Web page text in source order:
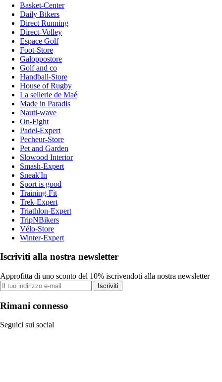
Basket-Center
Daily Bikers
Direct Running
Direct-Volley
Espace Golf
Foot-Store
Galoppostore
Golf and co
Handball-Store
House of Rugby
La sellerie de Maé
Made in Paradis
Nauti-wave
On-Fight
Padel-Expert
Pecheur-Store
Pet and Garden
Slowood Interior
Smash-Expert
Sneak'In
Sport is good
Training-Fit
Trek-Expert
Triathlon-Expert
TripNBikers
Vélo-Store
Winter-Expert
Iscriviti alla nostra newsletter
Approfitta di uno sconto del 10% iscrivendoti alla nostra newsletter
Iscriviti
Rimani connesso
Seguici sui social